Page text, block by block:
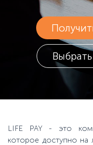
LIFE PAY - это
которое доступно